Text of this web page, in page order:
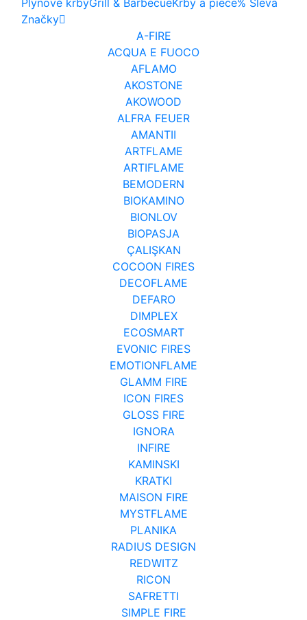
Značky
A-FIRE
ACQUA E FUOCO
AFLAMO
AKOSTONE
AKOWOOD
ALFRA FEUER
AMANTII
ARTFLAME
ARTIFLAME
BEMODERN
BIOKAMINO
BIONLOV
BIOPASJA
ÇALIŞKAN
COCOON FIRES
DECOFLAME
DEFARO
DIMPLEX
ECOSMART
EVONIC FIRES
EMOTIONFLAME
GLAMM FIRE
ICON FIRES
GLOSS FIRE
IGNORA
INFIRE
KAMINSKI
KRATKI
MAISON FIRE
MYSTFLAME
PLANIKA
RADIUS DESIGN
REDWITZ
RICON
SAFRETTI
SIMPLE FIRE